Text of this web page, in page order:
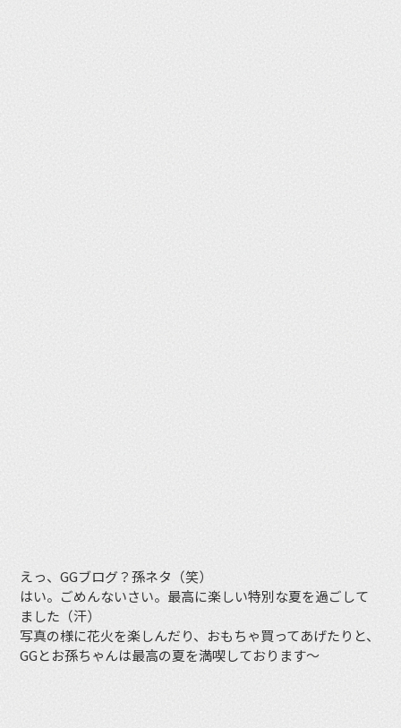
えっ、GGブログ？孫ネタ（笑）
はい。ごめんないさい。最高に楽しい特別な夏を過ごして
ました（汗）
写真の様に花火を楽しんだり、おもちゃ買ってあげたりと、
GGとお孫ちゃんは最高の夏を満喫しております〜